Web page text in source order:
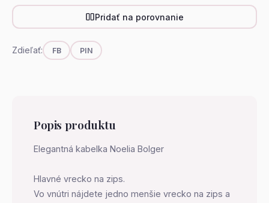
Pridať na porovnanie
Zdieľať: FB PIN
Popis produktu
Elegantná kabelka Noelia Bolger
Hlavné vrecko na zips.
Vo vnútri nájdete jedno menšie vrecko na zips a